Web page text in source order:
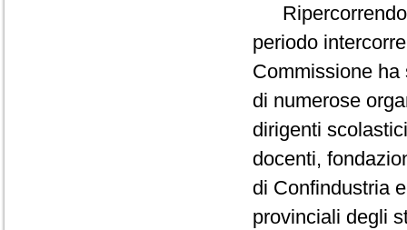
Ripercorrendo
periodo
Commissione
di numerose
dirigenti
docenti,
di Confindustria
provinciali degli